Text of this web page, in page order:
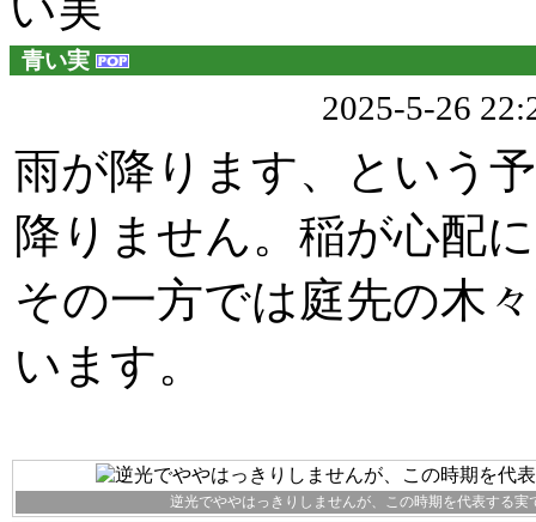
青い実
2025-5-26
雨が降ります、という
降りません。稲が心配
その一方では庭先の木
います。
逆光でややはっきりしませんが、この時期を代表する実